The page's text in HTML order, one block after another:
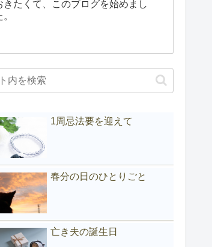
きたくて、このブログを始めまし
1周忌法要を迎えて
春分の日のひとりごと
亡き夫の誕生日